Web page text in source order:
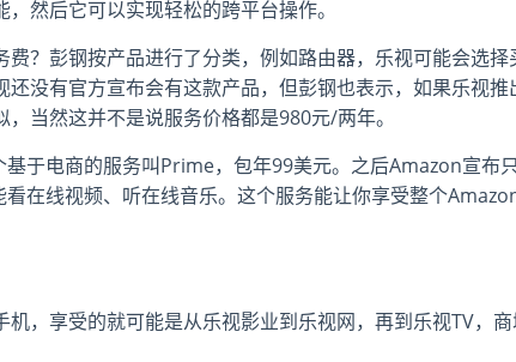
然后它可以实现轻松的跨平台操作。
？彭钢按产品进行了分类，例如路由器，乐视可能会选择
没有官方宣布会有这款产品，但彭钢也表示，如果乐视推
当然这并不是说服务价格都是980元/两年。
于电商的服务叫Prime，包年99美元。之后Amazon宣布只
在线视频、听在线音乐。这个服务能让你享受整个
，享受的就可能是从乐视影业到乐视网，再到乐视TV，